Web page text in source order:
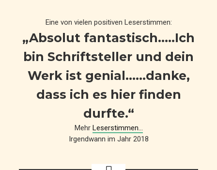
Mietschwindler
Eine von vielen positiven Leserstimmen:
„Absolut fantastisch…..Ich
bin Schriftsteller und dein
Werk ist genial……danke,
dass ich es hier finden
durfte.“
Mehr Leserstimmen…
Irgendwann im Jahr 2018